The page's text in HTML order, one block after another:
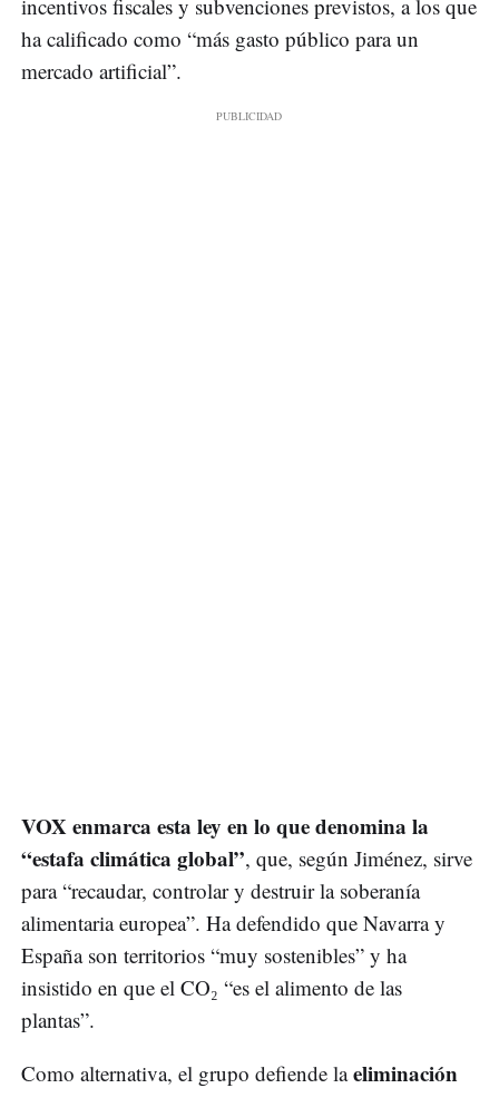
incentivos fiscales y subvenciones previstos, a los que
ha calificado como “más gasto público para un
mercado artificial”.
VOX enmarca esta ley en lo que denomina la
“estafa climática global”, que, según Jiménez, sirve
para “recaudar, controlar y destruir la soberanía
alimentaria europea”. Ha defendido que Navarra y
España son territorios “muy sostenibles” y ha
insistido en que el CO₂ “es el alimento de las
plantas”.
Como alternativa, el grupo defiende laeliminación